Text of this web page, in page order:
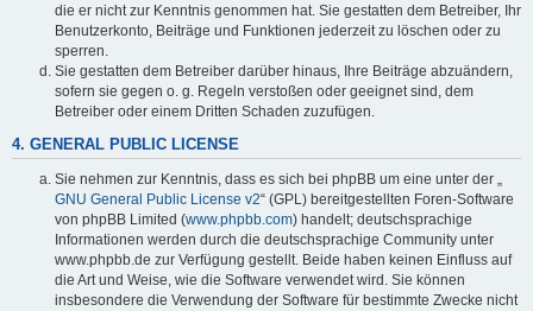
die er nicht zur Kenntnis genommen hat. Sie gestatten dem Betreiber, Ihr
Benutzerkonto, Beiträge und Funktionen jederzeit zu löschen oder zu
sperren.
Sie gestatten dem Betreiber darüber hinaus, Ihre Beiträge abzuändern,
sofern sie gegen o. g. Regeln verstoßen oder geeignet sind, dem
Betreiber oder einem Dritten Schaden zuzufügen.
4. GENERAL PUBLIC LICENSE
Sie nehmen zur Kenntnis, dass es sich bei phpBB um eine unter der „
GNU General Public License v2“ (GPL) bereitgestellten Foren-Software
von phpBB Limited (www.phpbb.com) handelt; deutschsprachige
Informationen werden durch die deutschsprachige Community unter
www.phpbb.de zur Verfügung gestellt. Beide haben keinen Einfluss auf
die Art und Weise, wie die Software verwendet wird. Sie können
insbesondere die Verwendung der Software für bestimmte Zwecke nicht